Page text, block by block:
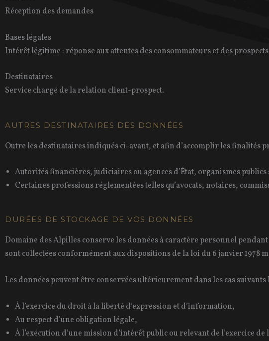
Réception des demandes
Bases légales
Intérêt légitime : réponse aux attentes des consommateurs et des
Destinataires
Service chargé de la relation client-prospect.
AUTRES DESTINATAIRES DES DONNÉES
Outre les destinataires indiqués ci-avant, et afin d’accomplir les finalités
Autorités financières, judiciaires ou agences d’État, organismes
Certaines professions réglementées telles qu’avocats, notaires,
DURÉES DE STOCKAGE DE VOS DONNÉES
Domaine des Alpilles conserve les données à caractère personnel
sont collectées conformément aux dispositions de la loi du 6 janvier 1978
Les données peuvent être conservées ultérieurement dans les cas
À l’exercice du droit à la liberté d’expression et d’information,
Au respect d’une obligation légale,
À l’exécution d’une mission d’intérêt public ou relevant de l’exercice